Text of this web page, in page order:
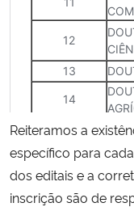
Reiteramos a
específico para
dos editais e a
inscrição são de